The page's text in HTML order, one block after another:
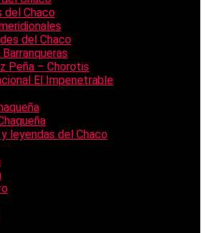
del Chaco
del Chaco
Peña – Chorotis
El Impenetrable
leyendas del Chaco